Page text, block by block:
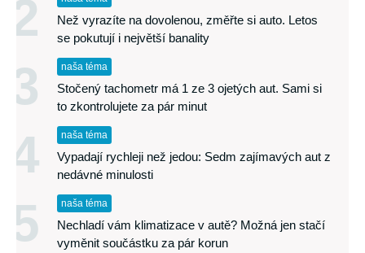
2
Než vyrazíte na dovolenou, změřte si auto. Letos
se pokutují i největší banality
3 naša téma
Stočený tachometr má 1 ze 3 ojetých aut. Sami si
to zkontrolujete za pár minut
4 naša téma
Vypadají rychleji než jedou: Sedm zajímavých aut z
nedávné minulosti
5 naša téma
Nechladí vám klimatizace v autě? Možná jen stačí
vyměnit součástku za pár korun